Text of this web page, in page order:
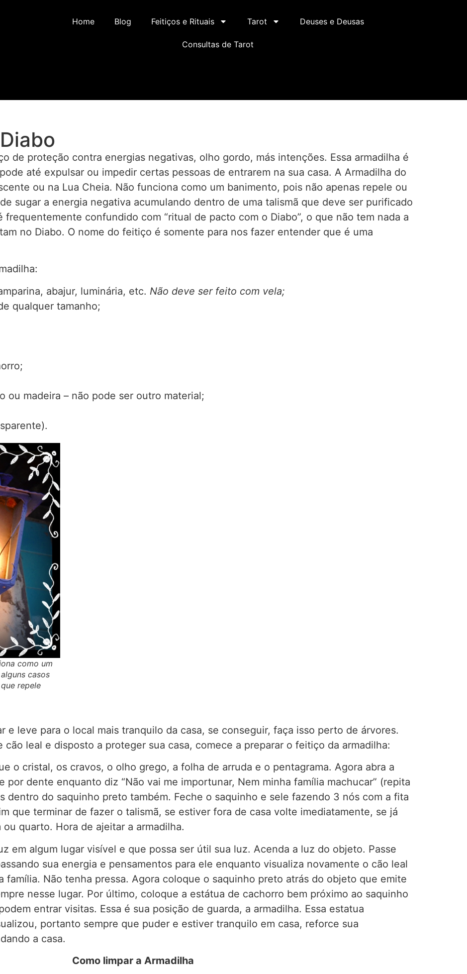
Home Blog Feitiços e Rituais Tarot Deuses e Deusas
Consultas de Tarot
de proteção contra energias negativas, olho gordo, más intenções. Essa armadilha é
até expulsar ou impedir certas pessoas de entrarem na sua casa. A Armadilha do
ou na Lua Cheia. Não funciona como um banimento, pois não apenas repele ou
sugar a energia negativa acumulando dentro de uma talismã que deve ser purificado
confundido com “ritual de pacto com o Diabo”, o que não tem nada a
no Diabo. O nome do feitiço é somente para nos fazer entender que é uma
abajur, luminária, etc. Não deve ser feito com vela;
qualquer tamanho;
ou madeira – não pode ser outro material;
como um
casos
repele
e leve para o local mais tranquilo da casa, se conseguir, faça isso perto de árvores.
cão leal e disposto a proteger sua casa, comece a preparar o feitiço da armadilha:
o cristal, os cravos, o olho grego, a folha de arruda e o pentagrama. Agora abra a
por dente enquanto diz “Não vai me importunar, Nem minha família machucar” (repita
dentro do saquinho preto também. Feche o saquinho e sele fazendo 3 nós com a fita
que terminar de fazer o talismã, se estiver fora de casa volte imediatamente, se já
quarto. Hora de ajeitar a armadilha.
em algum lugar visível e que possa ser útil sua luz. Acenda a luz do objeto. Passe
sua energia e pensamentos para ele enquanto visualiza novamente o cão leal
família. Não tenha pressa. Agora coloque o saquinho preto atrás do objeto que emite
nesse lugar. Por último, coloque a estátua de cachorro bem próximo ao saquinho
entrar visitas. Essa é sua posição de guarda, a armadilha. Essa estatua
portanto sempre que puder e estiver tranquilo em casa, reforce sua
a casa.
Como limpar a Armadilha